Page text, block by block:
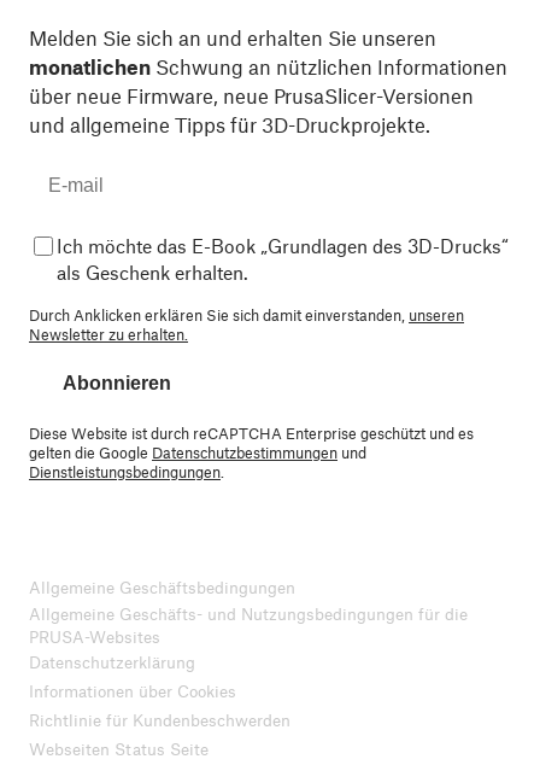
Melden Sie sich an und erhalten Sie unseren
monatlichen Schwung an nützlichen Informationen
über neue Firmware, neue PrusaSlicer-Versionen
und allgemeine Tipps für 3D-Druckprojekte.
Ich möchte das E-Book „Grundlagen des 3D-Drucks“
als Geschenk erhalten.
Durch Anklicken erklären Sie sich damit einverstanden, unseren
Newsletter zu erhalten.
Abonnieren
Diese Website ist durch reCAPTCHA Enterprise geschützt und es
gelten die Google Datenschutzbestimmungen und
Dienstleistungsbedingungen
Allgemeine Geschäftsbedingungen
Allgemeine Geschäfts- und Nutzungsbedingungen für die
PRUSA-Websites
Datenschutzerklärung
Informationen über Cookies
Richtlinie für Kundenbeschwerden
Webseiten Status Seite